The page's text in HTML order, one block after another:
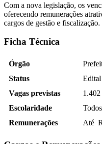
Com a nova legislação, os
oferecendo remunerações
cargos de gestão e fiscalização.
Ficha Técnica
Órgão
Status
Edital
Vagas previstas
1.402
Escolaridade
Remunerações
Até